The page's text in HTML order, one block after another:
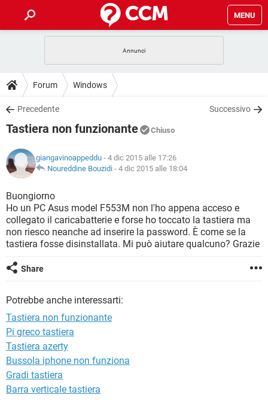
MENU
INTRATTENIMENTO
iOS
INSTAGRAM WHATSAPP
TIKTOK
HARDWARE
GUIDE
COVID-19
INSTAGRAM WHATSAPP
TIKTOK
HARDWARE
DOWNLOAD
COVID-19 GAMING
INTRATTENIMENTO
iOS WINDOWS 10
INSTAGRAM
TIKTOK FACEBOOK
HARDWARE
COVID-19 GAMING
INTRATTENIMENTO
iOS
INSTAGRAM WHATSAPP
TIKTOK FACEBOOK
HARDWARE
GLOSSARIO
COVID-19
INTRATTENIMENTO ANDROID
iOS WINDOWS 10
TIKTOK
Forum Windows
Precedente Successivo
Tastiera non funzionante Chiuso
giangavinoappeddu - 4 dic 2015 alle 17:26
Noureddine Bouzidi - 4 dic 2015 alle 18:04
Buongiorno
Ho un PC Asus model F553M non l'ho appena acceso e
collegato il caricabatterie e forse ho toccato la tastiera ma
non riesco neanche ad inserire la password. È come se la
tastiera fosse disinstallata. Mi può aiutare qualcuno? Grazie
Share
Potrebbe anche interessarti:
Tastiera non funzionante
Pi greco tastiera
Tastiera azerty
Bussola iphone non funziona
Gradi tastiera
Barra verticale tastiera